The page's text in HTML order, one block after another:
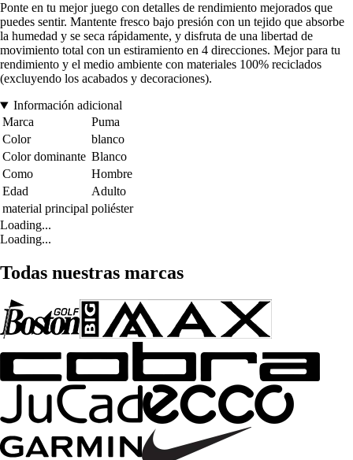
Ponte en tu mejor juego con detalles de rendimiento mejorados que
puedes sentir. Mantente fresco bajo presión con un tejido que absorbe
la humedad y se seca rápidamente, y disfruta de una libertad de
movimiento total con un estiramiento en 4 direcciones. Mejor para tu
rendimiento y el medio ambiente con materiales 100% reciclados
(excluyendo los acabados y decoraciones).
Información adicional
Marca
Puma
Color
blanco
Color dominante Blanco
Como
Hombre
Edad
Adulto
material principal poliéster
Loading...
Loading...
Todas nuestras marcas